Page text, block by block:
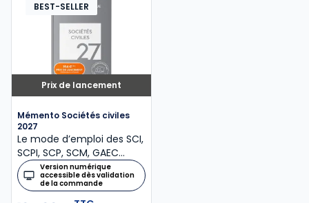
Prix de lancement
BEST-SELLER
Mémento Sociétés civiles
2027
Le mode d’emploi des SCI,
SCPI, SCP, SCM, GAEC…
Version numérique
accessible dès validation
de la commande